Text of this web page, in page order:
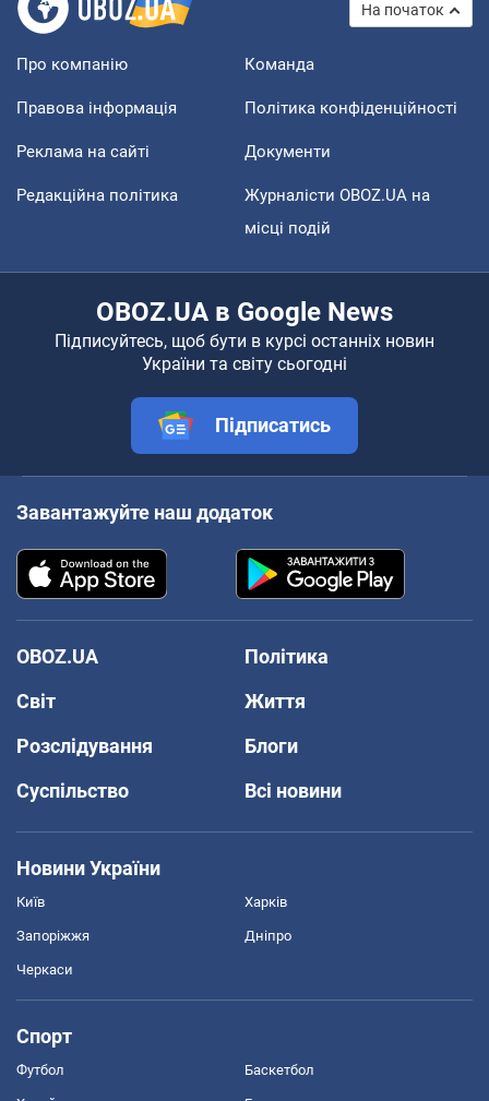
На початок
Про компанію Команда
Правова інформація Політика конфіденційності
Реклама на сайті Документи
Редакційна політика
Журналісти OBOZ.UA на
місці подій
OBOZ.UA в Google News
Підписуйтесь, щоб бути в курсі останніх новин
України та світу сьогодні
Підписатись
Завантажуйте наш додаток
OBOZ.UA
Політика
Світ
Життя
Розслідування
Блоги
Суспільство
Всі новини
Новини України
Київ Харків
Запоріжжя Дніпро
Черкаси
Спорт
Футбол Баскетбол